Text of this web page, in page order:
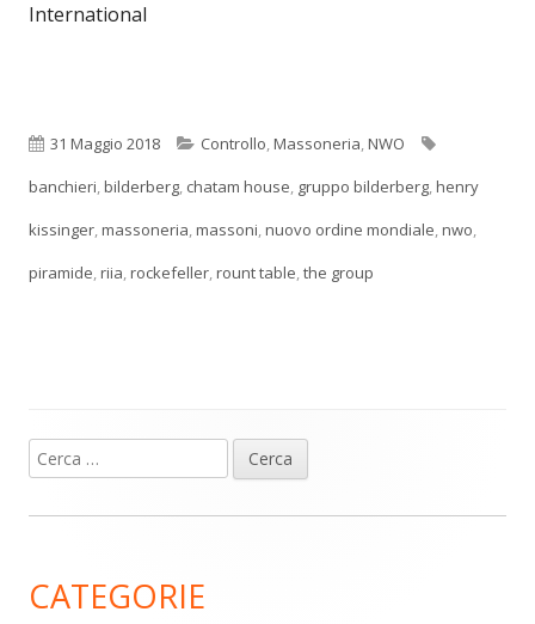
International
Pubblicato
31 Maggio 2018 Categorie
Controllo,Massoneria,NWO
banchieri,bilderberg, chatam house, gruppo bilderberg,henry
kissinger,massoneria,massoni,nuovo ordine mondiale,nwo,
piramide,riia,rockefeller,rount table,the group
Barra
laterale
Ricerca
per:
CATEGORIE